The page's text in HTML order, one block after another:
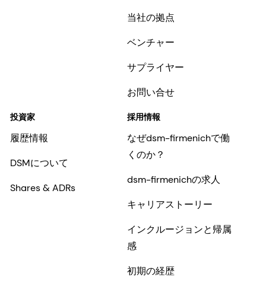
当社の拠点
ベンチャー
サプライヤー
お問い合せ
投資家
履歴情報
DSMについて
Shares & ADRs
採用情報
なぜdsm-firmenichで働
くのか？
dsm-firmenichの求人
キャリアストーリー
インクルージョンと帰属
感
初期の経歴